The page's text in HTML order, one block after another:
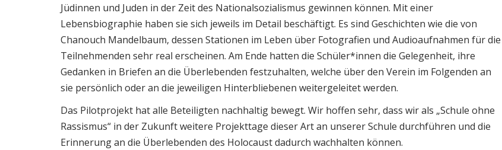
Jüdinnen und Juden in der Zeit des Nationalsozialismus gewinnen können. Mit einer
Lebensbiographie haben sie sich jeweils im Detail beschäftigt. Es sind Geschichten wie die von
Chanouch Mandelbaum, dessen Stationen im Leben über Fotografien und Audioaufnahmen für die
Teilnehmenden sehr real erscheinen. Am Ende hatten die Schüler*innen die Gelegenheit, ihre
Gedanken in Briefen an die Überlebenden festzuhalten, welche über den Verein im Folgenden an
sie persönlich oder an die jeweiligen Hinterbliebenen weitergeleitet werden.
Das Pilotprojekt hat alle Beteiligten nachhaltig bewegt. Wir hoffen sehr, dass wir als „Schule ohne
Rassismus“ in der Zukunft weitere Projekttage dieser Art an unserer Schule durchführen und die
Erinnerung an die Überlebenden des Holocaust dadurch wachhalten können.